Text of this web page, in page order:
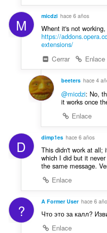
M micdzi hace 6 años
Whent it's not
https://
extensions/
Cerrar
Enlace
beeters hace 4
@micdzi: No,
it works once
Enlace
D dimp1es hace 6 años
This didn't work at all;
which I did but it
the same message.
Enlace
? A Former User hace 6
Что это за калл?
Enlace